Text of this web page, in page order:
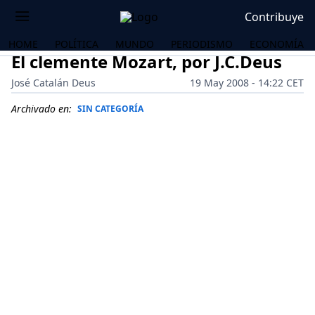
Contribuye
HOME POLÍTICA MUNDO PERIODISMO ECONOMÍA
El clemente Mozart, por J.C.Deus
José Catalán Deus
19 May 2008 - 14:22 CET
Archivado en: SIN CATEGORÍA